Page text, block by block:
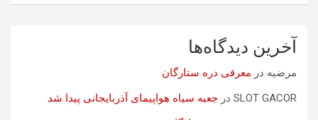
آخرین دیدگاه‌ها
مرضیه در معرفی دره ستارگان
SLOT GACOR در جعبه سیاه هواپیمای آذربایجانی پیدا شد